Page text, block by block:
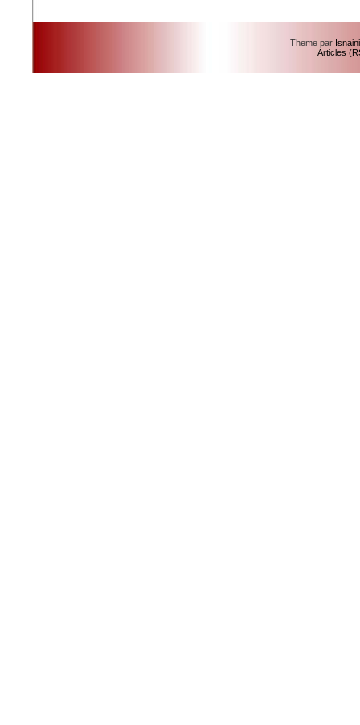
Theme par
Articles